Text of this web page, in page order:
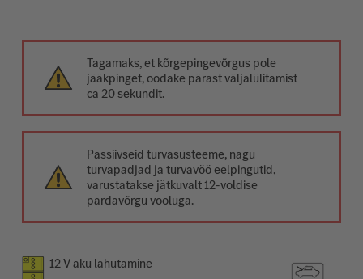
Tagamaks, et kõrgepingevõrgus pole
jääkpinget, oodake pärast väljalülitamist
ca 20 sekundit.
Passiivseid turvasüsteeme, nagu
turvapadjad ja turvavöö eelpingutid,
varustatakse jätkuvalt 12-voldise
pardavõrgu vooluga.
12 V aku lahutamine